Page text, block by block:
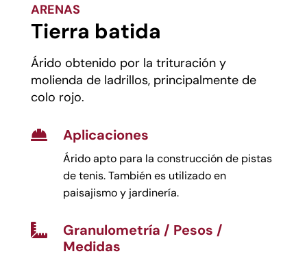
ARENAS
Tierra batida
Árido obtenido por la trituración y
molienda de ladrillos, principalmente de
colo rojo.
 Aplicaciones
Árido apto para la construcción de pistas
de tenis. También es utilizado en
paisajismo y jardinería.

Granulometría / Pesos /
Medidas